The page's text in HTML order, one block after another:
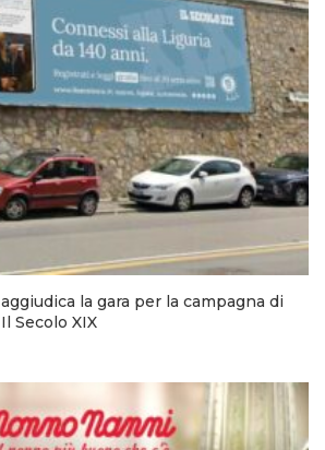
la gara per la campagna di
Secolo XIX